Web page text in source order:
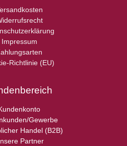
Impressum
Richtlinie (EU)
Gewerbe
Handel (B2B)
Partner